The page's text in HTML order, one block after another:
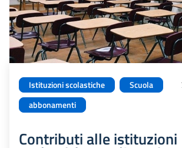
Istituzioni scolastiche
Scuola
abbonamenti
Contributi alle istituzioni